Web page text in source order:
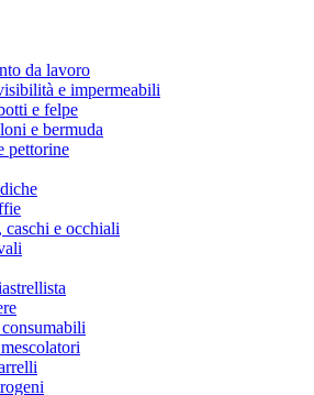
da lavoro
e impermeabili
e felpe
e bermuda
pettorine
caschi e occhiali